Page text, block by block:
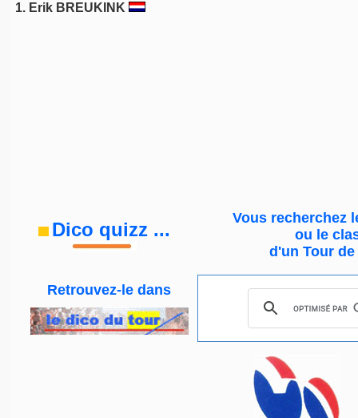
1. Erik BREUKINK
Dico quizz ...
Vous recherchez
ou le
d'un Tour
Retrouvez-le dans